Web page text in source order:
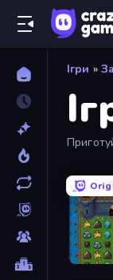
Ігри »
Tower